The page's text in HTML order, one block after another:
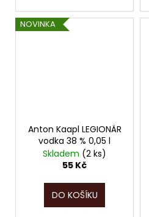
NOVINKA
Anton Kaapl LEGIONÄR
vodka 38 % 0,05 l
Skladem (2 ks)
55 Kč
DO KOŠÍKU